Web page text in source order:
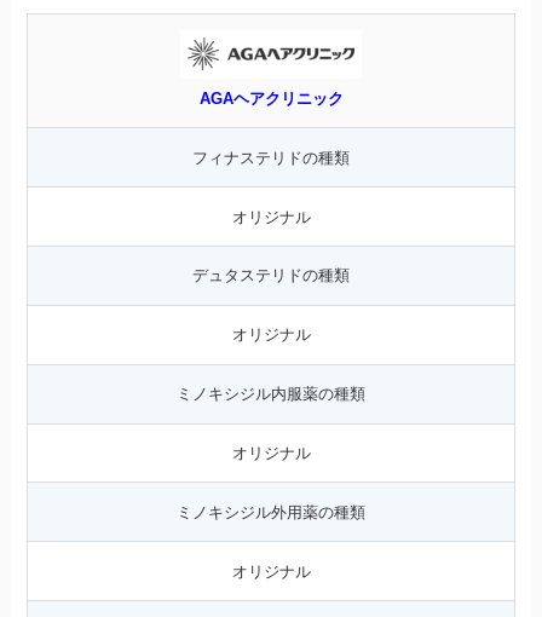
AGAヘアクリニック
フィナステリドの種類
オリジナル
デュタステリドの種類
オリジナル
ミノキシジル内服薬の種類
オリジナル
ミノキシジル外用薬の種類
オリジナル